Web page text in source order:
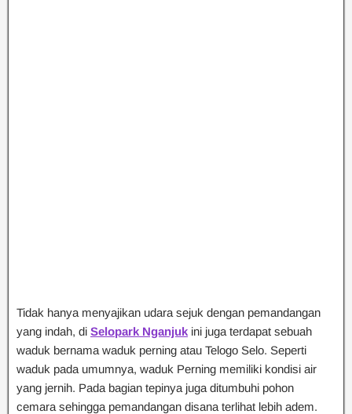
Tidak hanya menyajikan udara sejuk dengan pemandangan
yang indah, di Selopark Nganjuk ini juga terdapat sebuah
waduk bernama waduk perning atau Telogo Selo. Seperti
waduk pada umumnya, waduk Perning memiliki kondisi air
yang jernih. Pada bagian tepinya juga ditumbuhi pohon
cemara sehingga pemandangan disana terlihat lebih adem.